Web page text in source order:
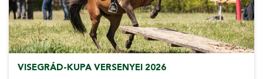
VISEGRÁD-KUPA VERSENYEI 2026